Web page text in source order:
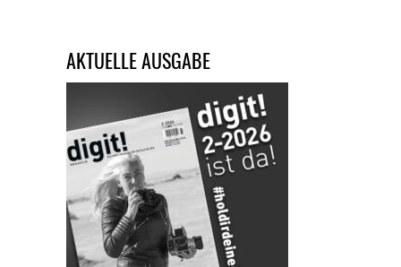
AKTUELLE AUSGABE